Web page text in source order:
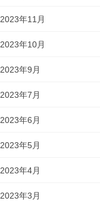
2023年11月
2023年10月
2023年9月
2023年7月
2023年6月
2023年5月
2023年4月
2023年3月